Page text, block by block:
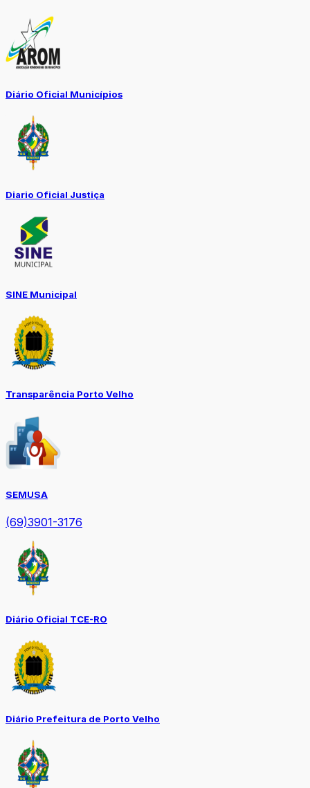
Diário Oficial Municípios
Diario Oficial Justiça
SINE Municipal
Transparência Porto Velho
SEMUSA
(69)3901-3176
Diário Oficial TCE-RO
Diário Prefeitura de Porto Velho